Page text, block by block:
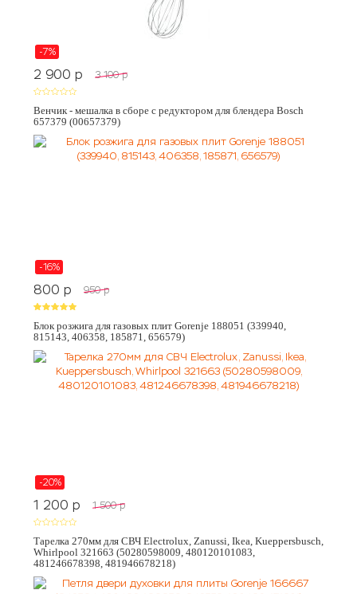
-7%
2 900 p 3 100 p
Венчик - мешалка в сборе с редуктором для блендера Bosch
657379 (00657379)
-16%
800 p 950 p
Блок розжига для газовых плит Gorenje 188051 (339940,
815143, 406358, 185871, 656579)
-20%
1 200 p 1 500 p
Тарелка 270мм для СВЧ Electrolux, Zanussi, Ikea, Kueppersbusch,
Whirlpool 321663 (50280598009, 480120101083,
481246678398, 481946678218)